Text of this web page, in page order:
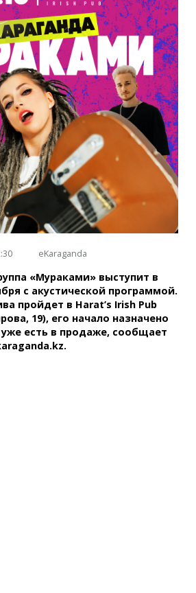
eKaraganda
«Мураками» выступит в
с акустической программой.
пройдет в Harat’s Irish Pub
19), его начало назначено
уже есть в продаже, сообщает